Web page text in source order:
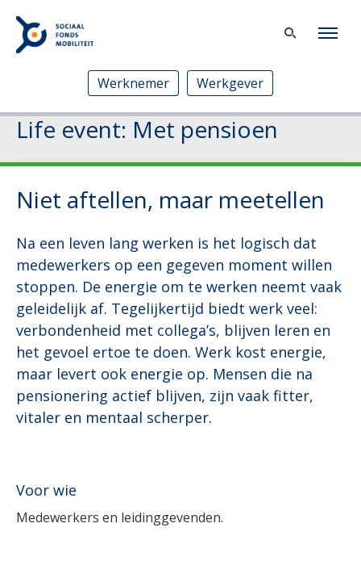
Werknemer Werkgever
Life event: Met pensioen
Niet aftellen, maar meetellen
Na een leven lang werken is het logisch dat
medewerkers op een gegeven moment willen
stoppen. De energie om te werken neemt vaak
geleidelijk af. Tegelijkertijd biedt werk veel:
verbondenheid met collega’s, blijven leren en
het gevoel ertoe te doen. Werk kost energie,
maar levert ook energie op. Mensen die na
pensionering actief blijven, zijn vaak fitter,
vitaler en mentaal scherper.
Voor wie
Medewerkers en leidinggevenden.